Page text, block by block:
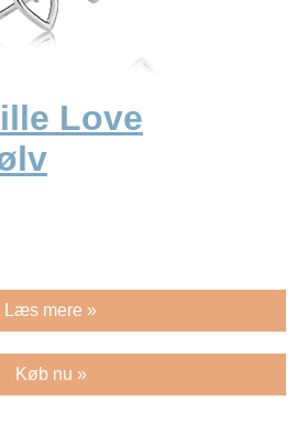
Love
Læs mere »
Køb nu »